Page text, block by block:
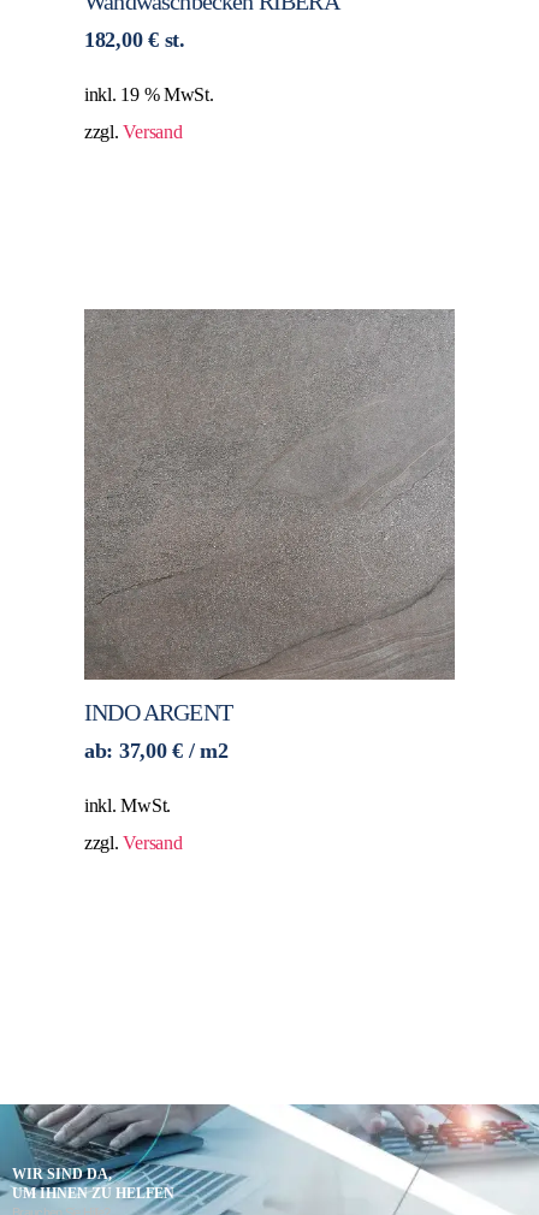
182,00€ st.
inkl. 19 % MwSt.
zzgl.Versand
INDO ARGENT
ab: 37,00€ / m2
inkl. MwSt.
zzgl.Versand
WIR SIND DA,
UM IHNEN ZU HELFEN